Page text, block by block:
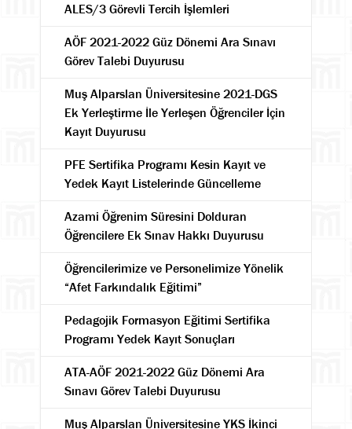
ALES/3 Görevli Tercih İşlemleri
AÖF 2021-2022 Güz Dönemi Ara Sınavı
Görev Talebi Duyurusu
Muş Alparslan Üniversitesine 2021-DGS
Ek Yerleştirme İle Yerleşen Öğrenciler İçin
Kayıt Duyurusu
PFE Sertifika Programı Kesin Kayıt ve
Yedek Kayıt Listelerinde Güncelleme
Azami Öğrenim Süresini Dolduran
Öğrencilere Ek Sınav Hakkı Duyurusu
Öğrencilerimize ve Personelimize Yönelik
“Afet Farkındalık Eğitimi”
Pedagojik Formasyon Eğitimi Sertifika
Programı Yedek Kayıt Sonuçları
ATA-AÖF 2021-2022 Güz Dönemi Ara
Sınavı Görev Talebi Duyurusu
Muş Alparslan Üniversitesine YKS İkinci